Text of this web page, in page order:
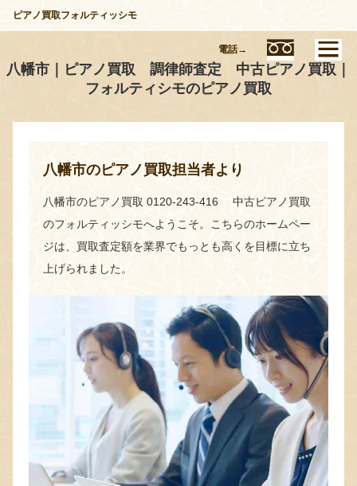
ピアノ買取フォルティッシモ
八幡市｜ピアノ買取 調律師査定 中古ピアノ買取｜
フォルティシモのピアノ買取
八幡市のピアノ買取担当者より
八幡市のピアノ買取 0120-243-416 中古ピアノ買取
のフォルティッシモへようこそ。こちらのホームペー
ジは、買取査定額を業界でもっとも高くを目標に立ち
上げられました。
電話→